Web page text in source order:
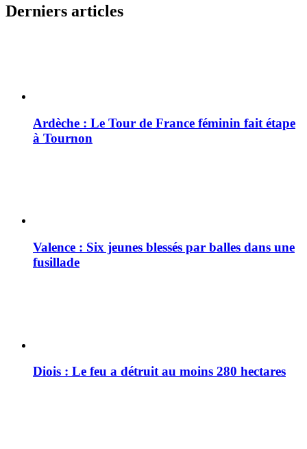
Derniers articles
Ardèche : Le Tour de France féminin fait étape
à Tournon
Valence : Six jeunes blessés par balles dans une
fusillade
Diois : Le feu a détruit au moins 280 hectares